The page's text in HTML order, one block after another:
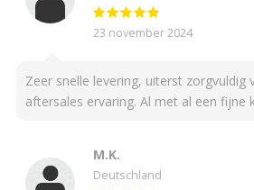
23 november 2024
Zeer snelle levering, uiterst zorgvuldig
aftersales ervaring. Al met al een fijne
M.K.
Deutschland